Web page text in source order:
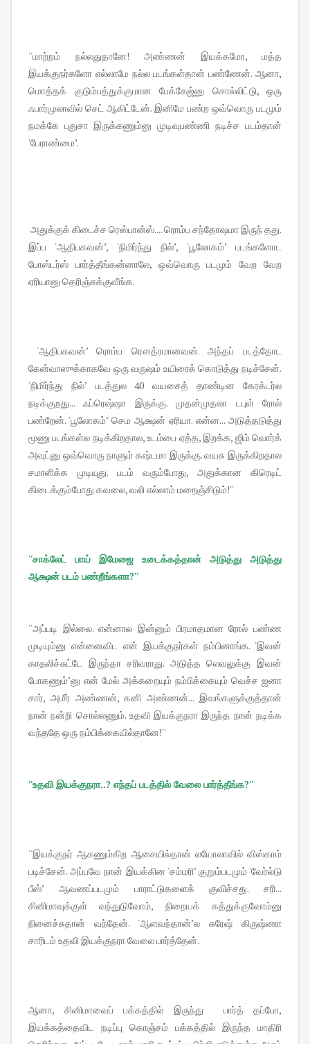
''மாற்றம் நல்லதுதானே! அண்ணன் இயக்கமோ, மத்த
இயக்குநர்களோ எல்லாமே நல்ல படங்கள்தான் பண்ணேன். ஆனா,
மொத்தக் குடும்பத்துக்குமான பேக்கேஜ்னு சொல்லிட்டு, ஒரு
ஃபார்முலாவில் செட் ஆகிட்டேன். இனிமே பண்ற ஒவ்வொரு படமும்
நமக்கே புதுசா இருக்கணும்னு முடிவுபண்ணி நடிச்ச படம்தான்
'பேராண்மை’.
அதுக்குக் கிடைச்ச ரெஸ்பான்ஸ்.... ரொம்ப சந்தோஷமா இருந் தது.
இப்ப 'ஆதிபகவன்’, 'நிமிர்ந்து நில்’, 'பூலோகம்’ படங்களோட
போஸ்டர்ஸ் பார்த்தீங்கன்னாலே, ஒவ்வொரு படமும் வேற வேற
ஏரியானு தெரிஞ்சுக்குவீங்க.
'ஆதிபகவன்’ ரொம்ப ரௌத்ரமானவன். அந்தப் படத்தோட
கேன்வாஸுக்காகவே ஒரு வருஷம் உயிரைக் கொடுத்து நடிச்சேன்.
'நிமிர்ந்து நில்’ படத்துல 40 வயசைத் தாண்டின கேரக்டர்ல
நடிக்குறது... ஃப்ரெஷ்ஷா இருக்கு. முதன்முதலா டபுள் ரோல்
பண்றேன். 'பூலோகம்’ செம ஆக்ஷன் ஏரியா. என்ன... அடுத்தடுத்து
மூணு படங்கள்ல நடிக்கிறதால, உடம்பை ஏத்த, இறக்க, ஜிம் வொர்க்
அவுட்னு ஒவ்வொரு நாளும் கஷ்டமா இருக்கு. வயசு இருக்கிறதால
சமாளிக்க முடியுது. படம் வரும்போது, அதுக்கான கிரெடிட்
கிடைக்கும்போது கவலை, வலி எல்லாம் மறைஞ்சிடும்!''
''சாக்லேட் பாய் இமேஜை உடைக்கத்தான் அடுத்து அடுத்து
ஆக்ஷன் படம் பண்றீங்களா?''
''அப்படி இல்லை. என்னால இன்னும் பிரமாதமான ரோல் பண்ண
முடியும்னு என்னைவிட என் இயக்குநர்கள் நம்பினாங்க. 'இவன்
காதலிச்சுட்டே இருந்தா சரிவராது. அடுத்த லெவலுக்கு இவன்
போகணும்’னு என் மேல் அக்கறையும் நம்பிக்கையும் வெச்ச ஜனா
சார், அமீர் அண்ணன், கனி அண்ணன்... இவங்களுக்குத்தான்
நான் நன்றி சொல்லணும். உதவி இயக்குநரா இருந்த நான் நடிக்க
வந்ததே ஒரு நம்பிக்கையில்தானே!''
''உதவி இயக்குநரா..? எந்தப் படத்தில் வேலை பார்த்தீங்க?''
''இயக்குநர் ஆகணும்கிற ஆசையில்தான் லயோலாவில் விஸ்காம்
படிச்சேன். அப்பவே நான் இயக்கின 'சம்மரி’ குறும்படமும் 'வேர்ல்டு
பீஸ்’ ஆவணப்படமும் பாராட்டுகளைக் குவிச்சது. சரி...
சினிமாவுக்குள் வந்துடுவோம், நிறையக் கத்துக்குவோம்னு
நினைச்சுதான் வந்தேன். 'ஆளவந்தான்’ல சுரேஷ் கிருஷ்ணா
சாரிடம் உதவி இயக்குநரா வேலை பார்த்தேன்.
ஆனா, சினிமாவைப் பக்கத்தில் இருந்து பார்த் தப்போ,
இயக்கத்தைவிட நடிப்பு கொஞ்சம் பக்கத்தில் இருந்த மாதிரி